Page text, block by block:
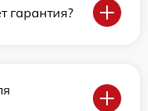
гарантия?